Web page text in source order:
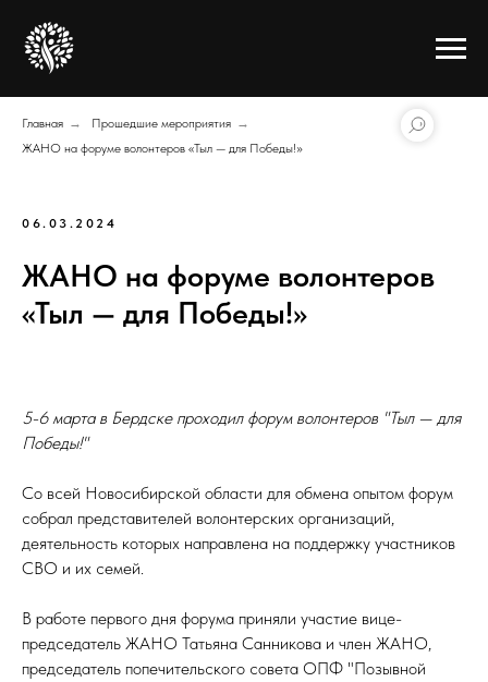
Главная → Прошедшие мероприятия →
ЖАНО на форуме волонтеров «Тыл — для Победы!»
06.03.2024
ЖАНО на форуме волонтеров
«Тыл — для Победы!»
5-6 марта в Бердске проходил форум волонтеров "Тыл — для
Победы!"
Со всей Новосибирской области для обмена опытом форум
собрал представителей волонтерских организаций,
деятельность которых направлена на поддержку участников
СВО и их семей.
В работе первого дня форума приняли участие вице-
председатель ЖАНО Татьяна Санникова и член ЖАНО,
председатель попечительского совета ОПФ "Позывной